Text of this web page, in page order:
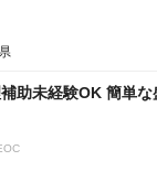
助未経験OK 簡単